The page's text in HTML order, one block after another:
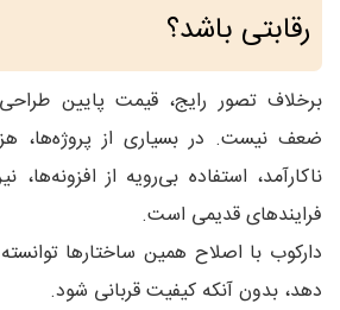
رقابتی باشد؟
برخلاف تصور رایج، قیمت پایین
ضعف نیست. در بسیاری از پروژه‌ها،
ناکارآمد، استفاده بی‌رویه از
فرایندهای قدیمی است.
دارکوب با اصلاح همین ساختارها
دهد، بدون آنکه کیفیت قربانی شود.